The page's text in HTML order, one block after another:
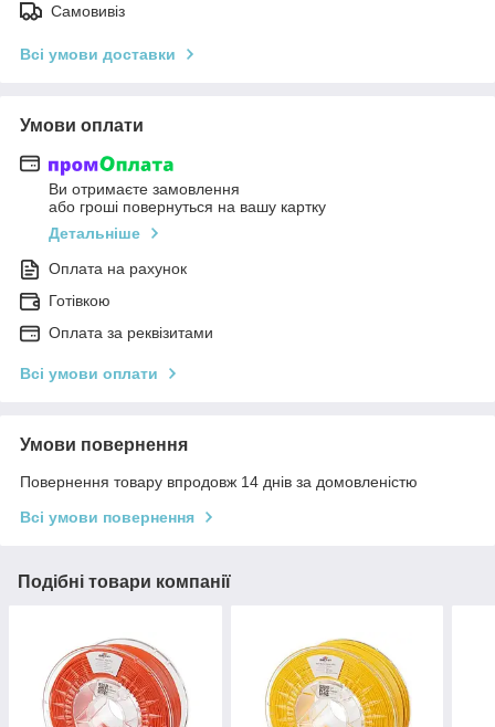
Самовивіз
Всі умови доставки
Умови оплати
Ви отримаєте замовлення
або гроші повернуться на вашу картку
Детальніше
Оплата на рахунок
Готівкою
Оплата за реквізитами
Всі умови оплати
Умови повернення
Повернення товару впродовж 14 днів за домовленістю
Всі умови повернення
Подібні товари компанії